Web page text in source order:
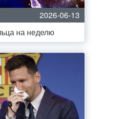
2026-06-13
на неделю